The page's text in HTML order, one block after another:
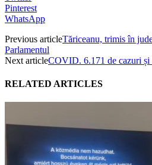
Pinterest
WhatsApp
Previous articleTăriceanu, trimis în
Parlamentul
Next articleCOVID. 6.171 de cazuri și
RELATED ARTICLES